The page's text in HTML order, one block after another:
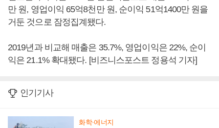
만 원, 영업이익 65억8천만 원, 순이익 51억1400만 원을
거둔 것으로 잠정집계됐다.
2019년과 비교해 매출은 35.7%, 영업이익은 22%, 순이
익은 21.1% 확대됐다. [비즈니스포스트 정용석 기자]
인기기사
화학·에너지